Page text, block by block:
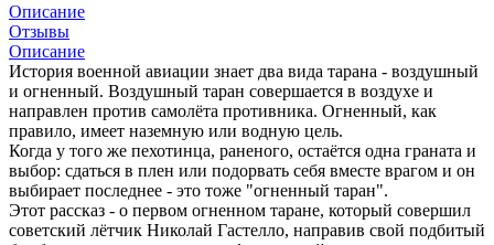
Описание
Отзывы
Описание
История военной авиации знает два вида тарана - воздушный
и огненный. Воздушный таран совершается в воздухе и
направлен против самолёта противника. Огненный, как
правило, имеет наземную или водную цель.
Когда у того же пехотинца, раненого, остаётся одна граната и
вы­бор: сдаться в плен или подорвать себя вместе врагом и он
выбирает последнее - это тоже "огненный таран".
Этот рассказ - о первом огненном таране, который совершил
советский лётчик Николай Гастелло, направив свой подбитый